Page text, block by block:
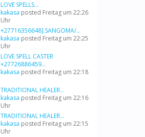
LOVE SPELLS...
kakasa posted Freitag um 22:26
Uhr
+27716356648].SANGOMA/...
kakasa posted Freitag um 22:25
Uhr
LOVE SPELL CASTER
+27726886459...
kakasa posted Freitag um 22:18
TRADITIONAL HEALER...
kakasa posted Freitag um 22:16
Uhr
TRADITIONAL HEALER...
kakasa posted Freitag um 22:15
Uhr